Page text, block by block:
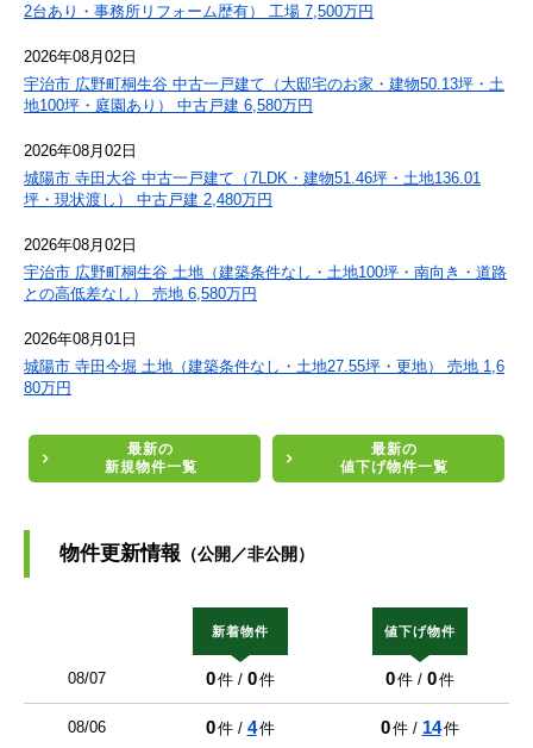
2台あり・事務所リフォーム歴有） 工場 7,500万円
2026年08月02日
宇治市 広野町桐生谷 中古一戸建て（大邸宅のお家・建物50.13坪・土
地100坪・庭園あり） 中古戸建 6,580万円
2026年08月02日
城陽市 寺田大谷 中古一戸建て（7LDK・建物51.46坪・土地136.01
坪・現状渡し） 中古戸建 2,480万円
2026年08月02日
宇治市 広野町桐生谷 土地（建築条件なし・土地100坪・南向き・道路
との高低差なし） 売地 6,580万円
2026年08月01日
城陽市 寺田今堀 土地（建築条件なし・土地27.55坪・更地） 売地 1,6
80万円
最新の
新規物件一覧
最新の
値下げ物件一覧
物件更新情報 （公開／非公開）
新着物件 値下げ物件
08/07 0件 / 0件 0件 / 0件
08/06 0件 / 4件 0件 / 14件